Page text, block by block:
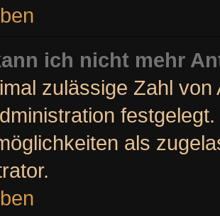
ich nicht mehr
zulässige Zahl
als